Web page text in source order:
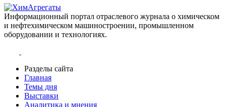
Информационный портал отраслевого журнала о химическом
и нефтехимическом машиностроении, промышленном
оборудовании и технологиях.
Разделы сайта
Главная
Темы дня
Выставки
Аналитика и мнения